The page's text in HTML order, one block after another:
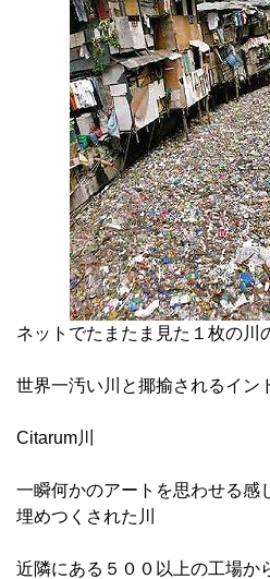
ネットでたまたま見た１枚の川
世界一汚い川と揶揄されるイン
Citarum川
一瞬何かのアートを思わせる感
埋めつくされた川
近隣にある５００以上の工場か